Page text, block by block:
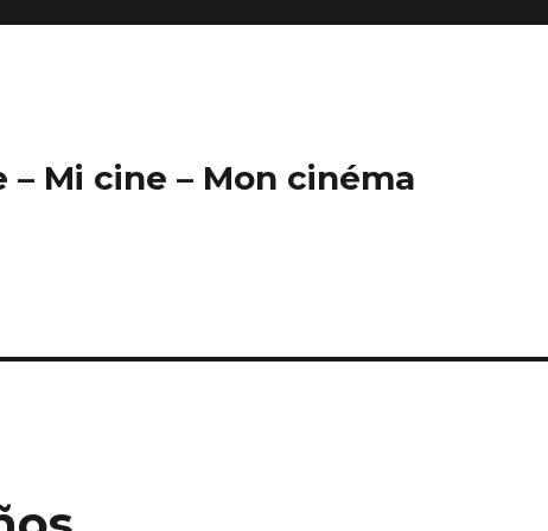
– Mi cine – Mon cinéma